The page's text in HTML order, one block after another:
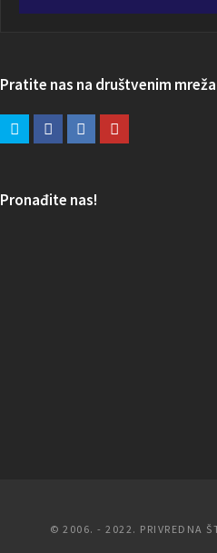
Pratite nas na društvenim
Pronađite nas!
© 2006. - 2022. PRIVREDNA